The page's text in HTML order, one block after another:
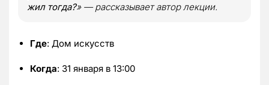
жил тогда?» — рассказывает автор лекции.
Где: Дом искусств
Когда: 31 января в 13:00